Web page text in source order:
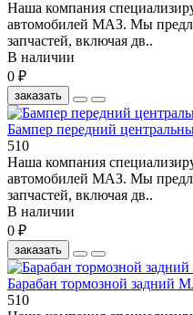
Наша компания
автомобилей МАЗ. Мы
запчастей, включая дв..
В наличии
0 ₽
заказать
Бампер передний
510
Наша компания
автомобилей МАЗ. Мы
запчастей, включая дв..
В наличии
0 ₽
заказать
Барабан тормозной задний
510